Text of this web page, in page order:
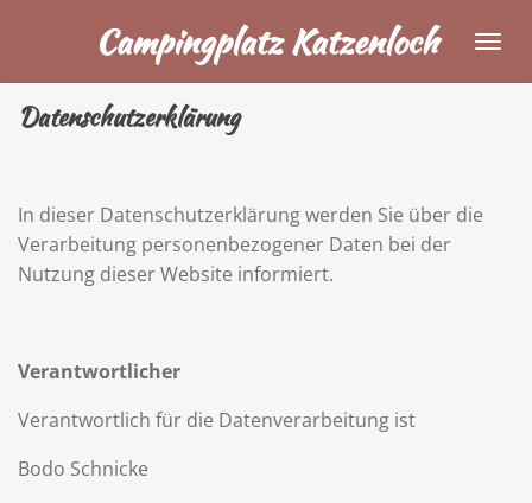
Hauptinhalt
springen
Campingplatz Katzenloch
Datenschutzerklärung
In dieser Datenschutzerklärung werden Sie über die
Verarbeitung personenbezogener Daten bei der
Nutzung dieser Website informiert.
Verantwortlicher
Verantwortlich für die Datenverarbeitung ist
Bodo Schnicke